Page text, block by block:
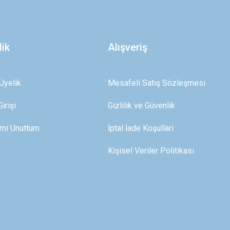
Unuttum
Alışveriş
Mesafeli Satış Sözleşmesi
Gizlilik ve Güvenlik
İptal İade Koşullari
Kişisel Veriler Politikası